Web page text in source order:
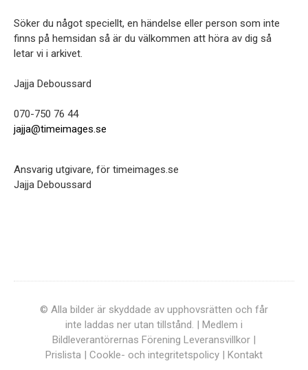
Söker du något speciellt, en händelse eller person som inte
finns på hemsidan så är du välkommen att höra av dig så
letar vi i arkivet.
Jajja Deboussard
070-750 76 44
jajja@timeimages.se
Ansvarig utgivare, för timeimages.se
Jajja Deboussard
© Alla bilder är skyddade av upphovsrätten och får
inte laddas ner utan tillstånd. | Medlem i
Bildleverantörernas Förening Leveransvillkor |
Prislista | Cookle- och integritetspolicy | Kontakt